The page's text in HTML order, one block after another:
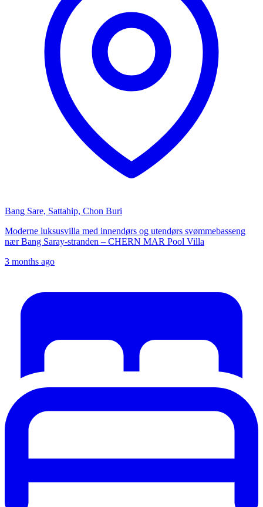
Bang Sare, Sattahip, Chon Buri
Moderne luksusvilla med innendørs og utendørs svømmebasseng
nær Bang Saray-stranden – CHERN MAR Pool Villa
3 months ago